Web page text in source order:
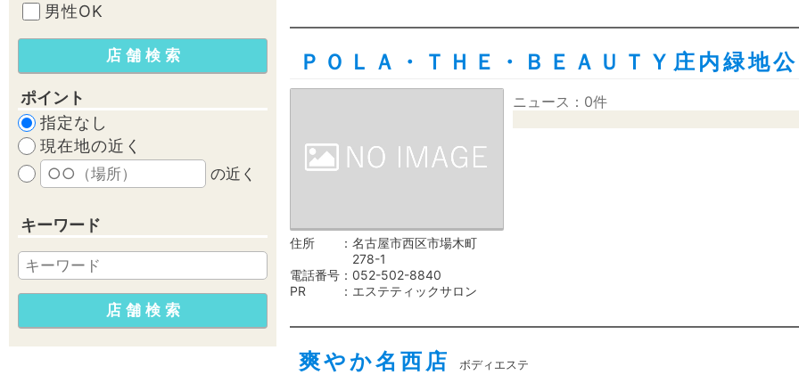
男性OK
ポイント
指定なし
現在地の近く
の近く
キーワード
ＰＯＬＡ・ＴＨＥ・ＢＥＡＵＴＹ庄内緑地
住所
名古屋市西区市場木町
278-1
電話番号
052-502-8840
PR
エステティックサロン
ニュース：0件
爽やか名西店 ボディエステ